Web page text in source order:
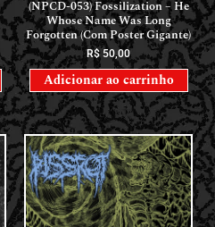
(NPCD-053) Fossilization – He
Whose Name Was Long
Forgotten (Com Poster Gigante)
R$ 50,00
Adicionar ao carrinho